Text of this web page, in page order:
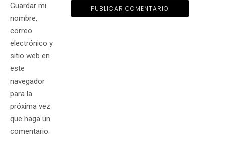
Guardar mi
nombre,
correo
electrónico y
sitio web en
este
navegador
para la
próxima vez
que haga un
comentario.